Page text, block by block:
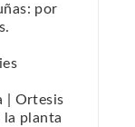
por
| Ortesis
la planta